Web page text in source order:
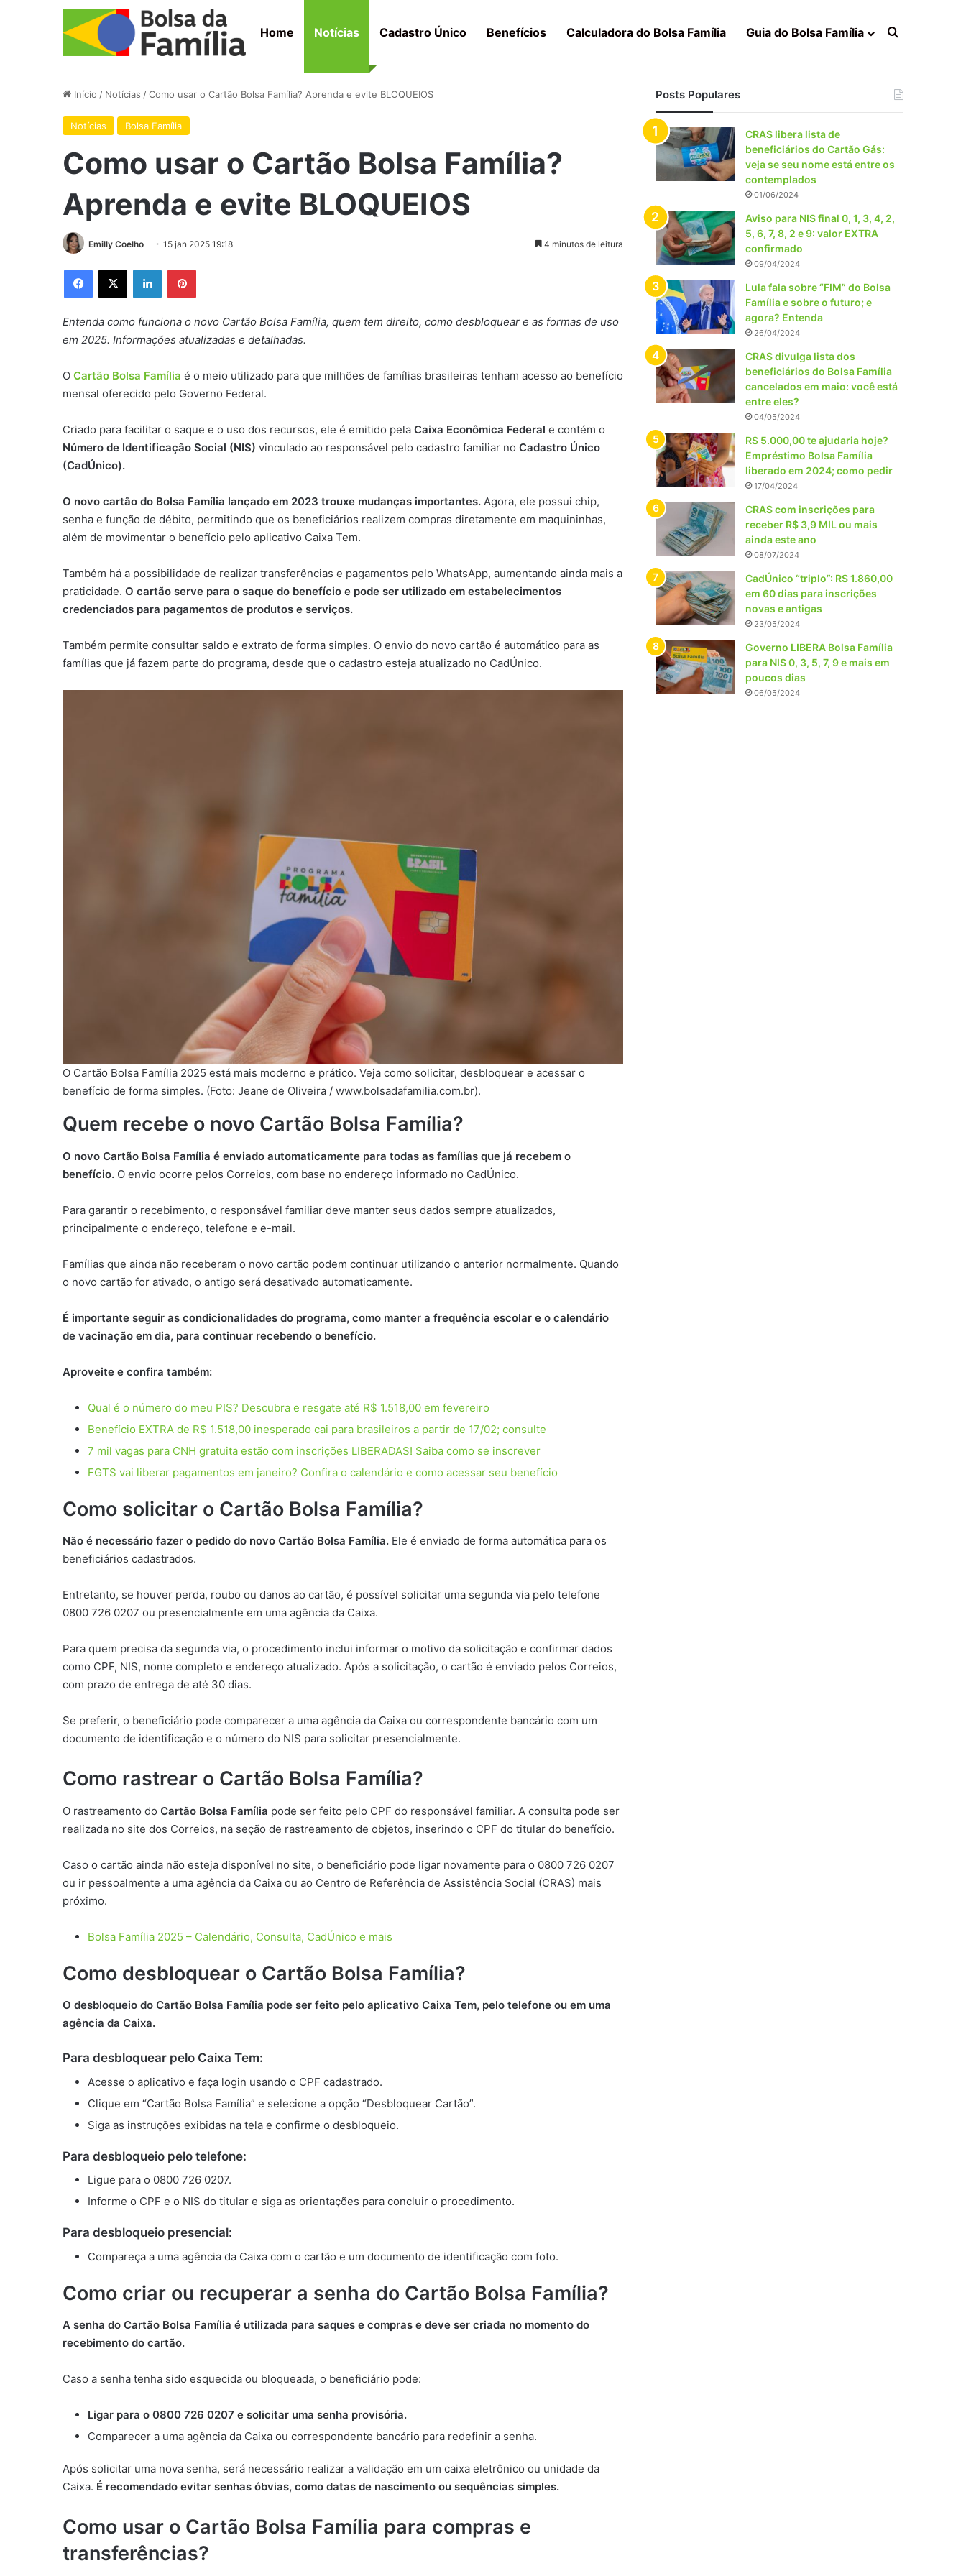
Home Notícias Cadastro Único Benefícios Calculadora do Bolsa Família Guia do Bolsa Família Procurar por
Início / Notícias /Como usar o Cartão Bolsa Família? Aprenda e evite BLOQUEIOS
Notícias Bolsa Família
Como usar o Cartão Bolsa Família?
Aprenda e evite BLOQUEIOS
Emilly Coelho 15 jan 2025 19:18 4 minutos de leitura
Facebook
X LinkedinPinterest
Entenda como funciona o novo Cartão Bolsa Família, quem tem direito, como desbloquear e as formas de uso
em 2025. Informações atualizadas e detalhadas.
O Cartão Bolsa Família é o meio utilizado para que milhões de famílias brasileiras tenham acesso ao benefício
mensal oferecido pelo Governo Federal.
Criado para facilitar o saque e o uso dos recursos, ele é emitido pela Caixa Econômica Federal e contém o
Número de Identificação Social (NIS) vinculado ao responsável pelo cadastro familiar no Cadastro Único
(CadÚnico).
O novo cartão do Bolsa Família lançado em 2023 trouxe mudanças importantes. Agora, ele possui chip,
senha e função de débito, permitindo que os beneficiários realizem compras diretamente em maquininhas,
além de movimentar o benefício pelo aplicativo Caixa Tem.
Também há a possibilidade de realizar transferências e pagamentos pelo WhatsApp, aumentando ainda mais a
praticidade. O cartão serve para o saque do benefício e pode ser utilizado em estabelecimentos
credenciados para pagamentos de produtos e serviços.
Também permite consultar saldo e extrato de forma simples. O envio do novo cartão é automático para as
famílias que já fazem parte do programa, desde que o cadastro esteja atualizado no CadÚnico.
O Cartão Bolsa Família 2025 está mais moderno e prático. Veja como solicitar, desbloquear e acessar o
benefício de forma simples. (Foto: Jeane de Oliveira / www.bolsadafamilia.com.br).
Quem recebe o novo Cartão Bolsa Família?
O novo Cartão Bolsa Família é enviado automaticamente para todas as famílias que já recebem o
benefício. O envio ocorre pelos Correios, com base no endereço informado no CadÚnico.
Para garantir o recebimento, o responsável familiar deve manter seus dados sempre atualizados,
principalmente o endereço, telefone e e-mail.
Famílias que ainda não receberam o novo cartão podem continuar utilizando o anterior normalmente. Quando
o novo cartão for ativado, o antigo será desativado automaticamente.
É importante seguir as condicionalidades do programa, como manter a frequência escolar e o calendário
de vacinação em dia, para continuar recebendo o benefício.
Aproveite e confira também:
Qual é o número do meu PIS? Descubra e resgate até R$ 1.518,00 em fevereiro
Benefício EXTRA de R$ 1.518,00 inesperado cai para brasileiros a partir de 17/02; consulte
7 mil vagas para CNH gratuita estão com inscrições LIBERADAS! Saiba como se inscrever
FGTS vai liberar pagamentos em janeiro? Confira o calendário e como acessar seu benefício
Como solicitar o Cartão Bolsa Família?
Não é necessário fazer o pedido do novo Cartão Bolsa Família. Ele é enviado de forma automática para os
beneficiários cadastrados.
Entretanto, se houver perda, roubo ou danos ao cartão, é possível solicitar uma segunda via pelo telefone
0800 726 0207 ou presencialmente em uma agência da Caixa.
Para quem precisa da segunda via, o procedimento inclui informar o motivo da solicitação e confirmar dados
como CPF, NIS, nome completo e endereço atualizado. Após a solicitação, o cartão é enviado pelos Correios,
com prazo de entrega de até 30 dias.
Se preferir, o beneficiário pode comparecer a uma agência da Caixa ou correspondente bancário com um
documento de identificação e o número do NIS para solicitar presencialmente.
Como rastrear o Cartão Bolsa Família?
O rastreamento do Cartão Bolsa Família pode ser feito pelo CPF do responsável familiar. A consulta pode ser
realizada no site dos Correios, na seção de rastreamento de objetos, inserindo o CPF do titular do benefício.
Caso o cartão ainda não esteja disponível no site, o beneficiário pode ligar novamente para o 0800 726 0207
ou ir pessoalmente a uma agência da Caixa ou ao Centro de Referência de Assistência Social (CRAS) mais
próximo.
Bolsa Família 2025 – Calendário, Consulta, CadÚnico e mais
Como desbloquear o Cartão Bolsa Família?
O desbloqueio do Cartão Bolsa Família pode ser feito pelo aplicativo Caixa Tem, pelo telefone ou em uma
agência da Caixa.
Para desbloquear pelo Caixa Tem:
Acesse o aplicativo e faça login usando o CPF cadastrado.
Clique em “Cartão Bolsa Família” e selecione a opção “Desbloquear Cartão”.
Siga as instruções exibidas na tela e confirme o desbloqueio.
Para desbloqueio pelo telefone:
Ligue para o 0800 726 0207.
Informe o CPF e o NIS do titular e siga as orientações para concluir o procedimento.
Para desbloqueio presencial:
Compareça a uma agência da Caixa com o cartão e um documento de identificação com foto.
Como criar ou recuperar a senha do Cartão Bolsa Família?
A senha do Cartão Bolsa Família é utilizada para saques e compras e deve ser criada no momento do
recebimento do cartão.
Caso a senha tenha sido esquecida ou bloqueada, o beneficiário pode:
Ligar para o 0800 726 0207 e solicitar uma senha provisória.
Comparecer a uma agência da Caixa ou correspondente bancário para redefinir a senha.
Após solicitar uma nova senha, será necessário realizar a validação em um caixa eletrônico ou unidade da
Caixa. É recomendado evitar senhas óbvias, como datas de nascimento ou sequências simples.
Como usar o Cartão Bolsa Família para compras e
transferências?
Posts Populares
CRAS libera lista de
beneficiários do Cartão Gás:
veja se seu nome está entre os
contemplados
01/06/2024
Aviso para NIS final 0, 1, 3, 4, 2,
5, 6, 7, 8, 2 e 9: valor EXTRA
confirmado
09/04/2024
Lula fala sobre “FIM” do Bolsa
Família e sobre o futuro; e
agora? Entenda
26/04/2024
CRAS divulga lista dos
beneficiários do Bolsa Família
cancelados em maio: você está
entre eles?
04/05/2024
R$ 5.000,00 te ajudaria hoje?
Empréstimo Bolsa Família
liberado em 2024; como pedir
17/04/2024
CRAS com inscrições para
receber R$ 3,9 MIL ou mais
ainda este ano
08/07/2024
CadÚnico “triplo”: R$ 1.860,00
em 60 dias para inscrições
novas e antigas
23/05/2024
Governo LIBERA Bolsa Família
para NIS 0, 3, 5, 7, 9 e mais em
poucos dias
06/05/2024